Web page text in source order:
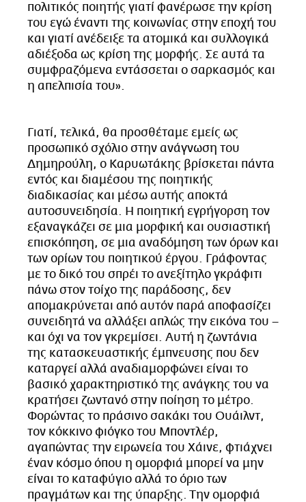
πολιτικός ποιητής γιατί φανέρωσε την κρίση
του εγώ έναντι της κοινωνίας στην εποχή του
και γιατί ανέδειξε τα ατομικά και συλλογικά
αδιέξοδα ως κρίση της μορφής. Σε αυτά τα
συμφραζόμενα εντάσσεται ο σαρκασμός και
η απελπισία του».
Γιατί, τελικά, θα προσθέταμε εμείς ως
προσωπικό σχόλιο στην ανάγνωση του
Δημηρούλη, ο Καρυωτάκης βρίσκεται πάντα
εντός και διαμέσου της ποιητικής
διαδικασίας και μέσω αυτής αποκτά
αυτοσυνειδησία. Η ποιητική εγρήγορση τον
εξαναγκάζει σε μια μορφική και ουσιαστική
επισκόπηση, σε μια αναδόμηση των όρων και
των ορίων του ποιητικού έργου. Γράφοντας
με το δικό του σπρέι το ανεξίτηλο γκράφιτι
πάνω στον τοίχο της παράδοσης, δεν
απομακρύνεται από αυτόν παρά αποφασίζει
συνειδητά να αλλάξει απλώς την εικόνα του –
και όχι να τον γκρεμίσει. Αυτή η ζωντάνια
της κατασκευαστικής έμπνευσης που δεν
καταργεί αλλά αναδιαμορφώνει είναι το
βασικό χαρακτηριστικό της ανάγκης του να
κρατήσει ζωντανό στην ποίηση το μέτρο.
Φορώντας το πράσινο σακάκι του Ουάιλντ,
τον κόκκινο φιόγκο του Μποντλέρ,
αγαπώντας την ειρωνεία του Χάινε, φτιάχνει
έναν κόσμο όπου η ομορφιά μπορεί να μην
είναι το καταφύγιο αλλά το όριο των
πραγμάτων και της ύπαρξης. Την ομορφιά